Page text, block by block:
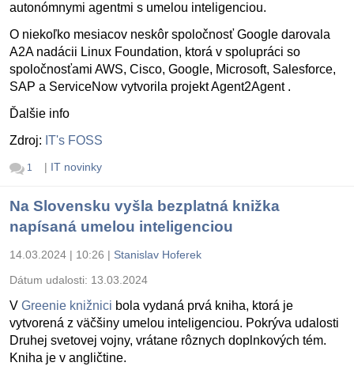
autonómnymi agentmi s umelou inteligenciou.
O niekoľko mesiacov neskôr spoločnosť Google darovala
A2A nadácii Linux Foundation, ktorá v spolupráci so
spoločnosťami AWS, Cisco, Google, Microsoft, Salesforce,
SAP a ServiceNow vytvorila projekt Agent2Agent .
Ďalšie info
Zdroj: IT's FOSS
1 | IT novinky
Na Slovensku vyšla bezplatná knižka
napísaná umelou inteligenciou
14.03.2024 | 10:26 | Stanislav Hoferek
Dátum udalosti: 13.03.2024
V Greenie knižnici bola vydaná prvá kniha, ktorá je
vytvorená z väčšiny umelou inteligenciou. Pokrýva udalosti
Druhej svetovej vojny, vrátane rôznych doplnkových tém.
Kniha je v angličtine.